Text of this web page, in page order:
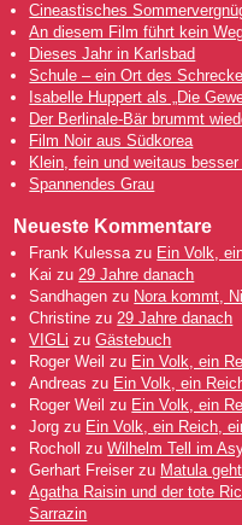
Cineastisches
An diesem Film führt kein
Dieses Jahr in Karlsbad
Schule – ein Ort des
Isabelle Huppert als „Die
Der Berlinale-Bär brummt
Film Noir aus Südkorea
Klein, fein und weitaus
Spannendes Grau
Neueste Kommentare
Frank Kulessazu Ein Volk,
Kai zu29 Jahre danach
Sandhagen zu Nora kommt,
Christine zu29 Jahre danach
VIGLi zuGästebuch
Roger Weil zu Ein Volk, ein
Andreas zu Ein Volk, ein
Roger Weil zu Ein Volk, ein
Jorg zu Ein Volk, ein Reich,
Rocholl
zuWilhelm Tell im
Gerhart Freiser zu Matula
Agatha Raisin und der tote
Sarrazin